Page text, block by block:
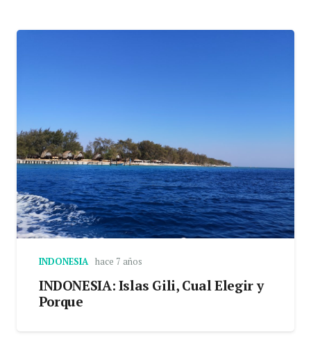
INDONESIA hace 7 años
INDONESIA: Islas Gili, Cual Elegir y
Porque